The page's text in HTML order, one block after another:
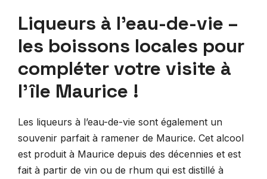
Liqueurs à l’eau-de-vie –
les boissons locales pour
compléter votre visite à
l’île Maurice !
Les liqueurs à l’eau-de-vie sont également un
souvenir parfait à ramener de Maurice. Cet alcool
est produit à Maurice depuis des décennies et est
fait à partir de vin ou de rhum qui est distillé à